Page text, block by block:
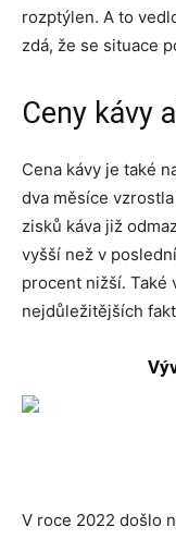
rozptýlen. A to
zdá, že se situace
Ceny kávy
Cena kávy je také
dva měsíce
zisků káva již
vyšší než v
procent nižší. Také
nejdůležitějších
V roce 2022 došlo